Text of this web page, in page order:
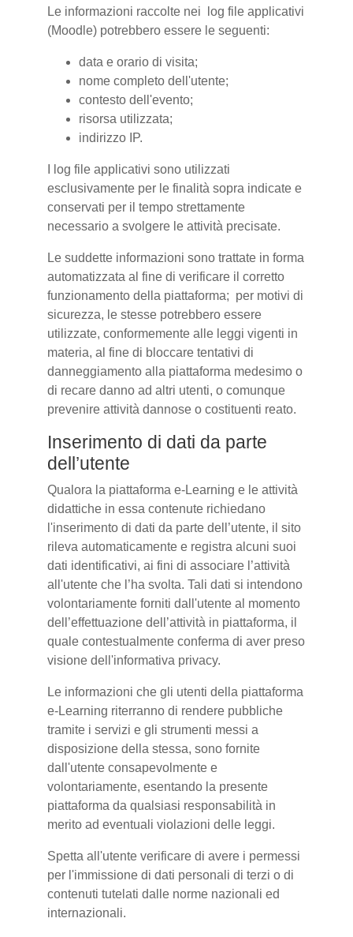
Le informazioni raccolte nei log file applicativi
(Moodle) potrebbero essere le seguenti:
data e orario di visita;
nome completo dell'utente;
contesto dell'evento;
risorsa utilizzata;
indirizzo IP.
I log file applicativi sono utilizzati
esclusivamente per le finalità sopra indicate e
conservati per il tempo strettamente
necessario a svolgere le attività precisate.
Le suddette informazioni sono trattate in forma
automatizzata al fine di verificare il corretto
funzionamento della piattaforma; per motivi di
sicurezza, le stesse potrebbero essere
utilizzate, conformemente alle leggi vigenti in
materia, al fine di bloccare tentativi di
danneggiamento alla piattaforma medesimo o
di recare danno ad altri utenti, o comunque
prevenire attività dannose o costituenti reato.
Inserimento di dati da parte
dell’utente
Qualora la piattaforma e-Learning e le attività
didattiche in essa contenute richiedano
l'inserimento di dati da parte dell’utente, il sito
rileva automaticamente e registra alcuni suoi
dati identificativi, ai fini di associare l’attività
all'utente che l’ha svolta. Tali dati si intendono
volontariamente forniti dall'utente al momento
dell’effettuazione dell’attività in piattaforma, il
quale contestualmente conferma di aver preso
visione dell'informativa privacy.
Le informazioni che gli utenti della piattaforma
e-Learning riterranno di rendere pubbliche
tramite i servizi e gli strumenti messi a
disposizione della stessa, sono fornite
dall'utente consapevolmente e
volontariamente, esentando la presente
piattaforma da qualsiasi responsabilità in
merito ad eventuali violazioni delle leggi.
Spetta all'utente verificare di avere i permessi
per l'immissione di dati personali di terzi o di
contenuti tutelati dalle norme nazionali ed
internazionali.